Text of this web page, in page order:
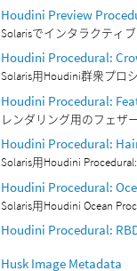
Houdini Preview
Solarisでインタラクティ
Houdini Procedural:
Solaris用Houdini群衆プロ
Houdini Procedural:
レンダリング用のフェザ
Houdini Procedural:
Solaris用Houdini Procedural:
Houdini Procedural:
Solaris用Houdini Ocean
Houdini Procedural:
Husk Image Metadata